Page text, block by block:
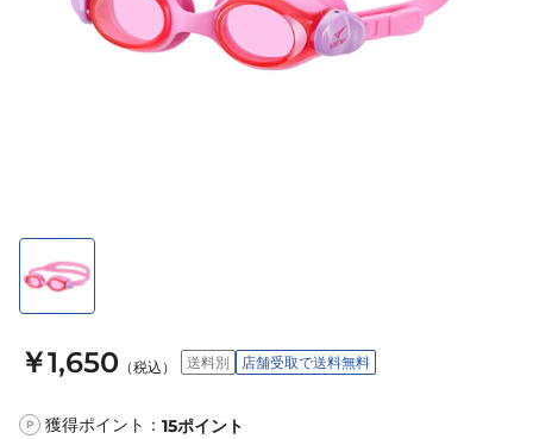
￥1,650 （税込） 送料別 店舗受取で送料無料
P 獲得ポイント： 15ポイント